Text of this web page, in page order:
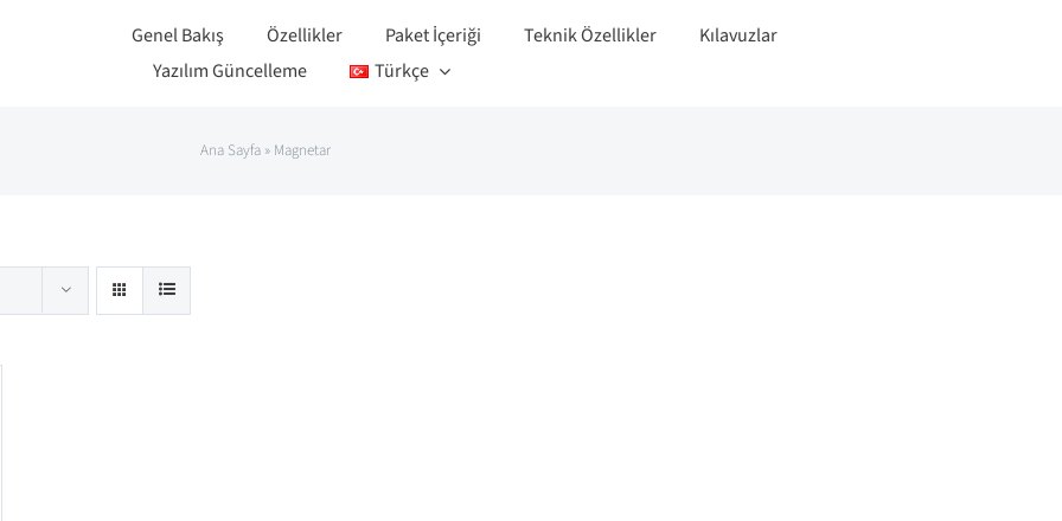
Genel Bakış Özellikler Paket İçeriği Teknik Özellikler
Kılavuzlar
Yazılım Güncelleme
Türkçe
Ana Sayfa » Magnetar